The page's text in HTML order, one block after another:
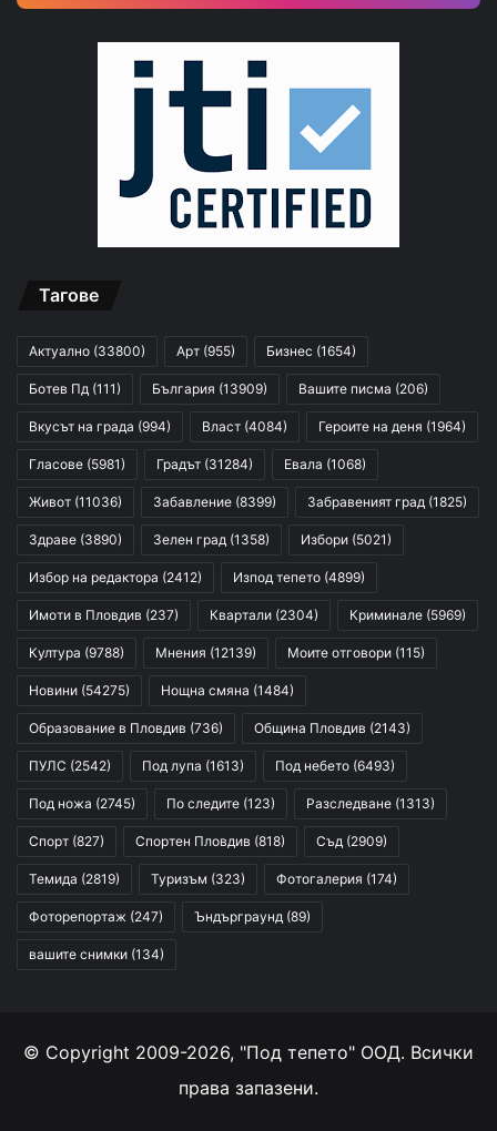
Тагове
Актуално (33800) Арт (955) Бизнес (1654)
Ботев Пд (111) България (13909) Вашите писма (206)
Вкусът на града (994) Власт (4084) Героите на деня (1964)
Гласове (5981) Градът (31284) Евала (1068)
Живот (11036) Забавление (8399) Забравеният град (1825)
Здраве (3890) Зелен град (1358) Избори (5021)
Избор на редактора (2412) Изпод тепето (4899)
Имоти в Пловдив (237) Квартали (2304) Криминале (5969)
Култура (9788) Мнения (12139) Моите отговори (115)
Новини (54275) Нощна смяна (1484)
Образование в Пловдив (736) Община Пловдив (2143)
ПУЛС (2542) Под лупа (1613) Под небето (6493)
Под ножа (2745) По следите (123) Разследване (1313)
Спорт (827) Спортен Пловдив (818) Съд (2909)
Темида (2819) Туризъм (323) Фотогалерия (174)
Фоторепортаж (247) Ъндърграунд (89)
вашите снимки (134)
© Copyright 2009-2026, "Под тепето" ООД. Всички
права запазени.